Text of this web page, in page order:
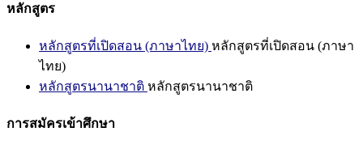
หลักสูตร
หลักสูตรที่เปิดสอน (ภาษาไทย) หลักสูตรที่เปิดสอน (ภาษา
ไทย)
หลักสูตรนานาชาติ หลักสูตรนานาชาติ
การสมัครเข้าศึกษา